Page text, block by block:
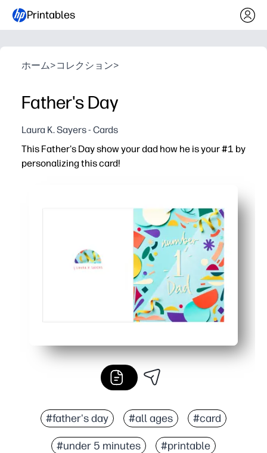
Printables
ホーム>コレクション>
Father's Day
Laura K. Sayers - Cards
This Father's Day show your dad how he is your #1 by
personalizing this card!
#father's day #all ages #card
#under 5 minutes #printable